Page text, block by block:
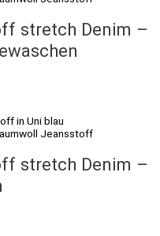
stretch Denim –
stretch Denim –